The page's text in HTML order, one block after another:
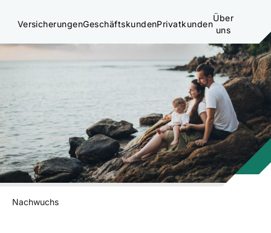
VersicherungenGeschäftskundenPrivatkunden
Über
uns
Nachwuchs